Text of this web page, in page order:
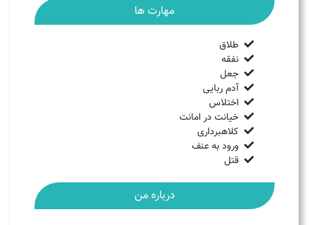
مهارت ها
طلاق
نفقه
جعل
آدم ربایی
اختلاس
خیانت در امانت
کلاهبرداری
ورود به عنف
قتل
درباره من